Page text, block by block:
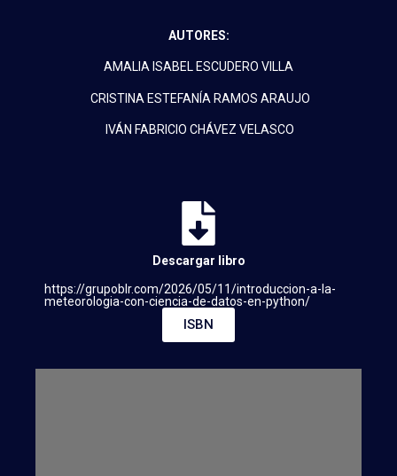
AUTORES:
AMALIA ISABEL ESCUDERO VILLA
CRISTINA ESTEFANÍA RAMOS ARAUJO
IVÁN FABRICIO CHÁVEZ VELASCO
Descargar libro
https://grupoblr.com/2026/05/11/introduccion-a-la-
meteorologia-con-ciencia-de-datos-en-python/
ISBN